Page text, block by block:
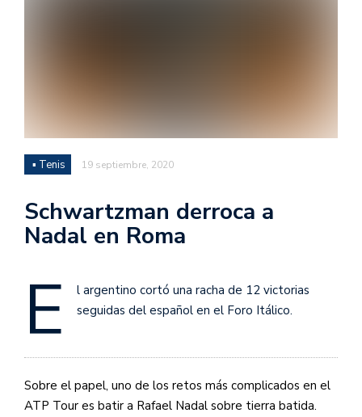
▪ Tenis 19 septiembre, 2020
Schwartzman derroca a
Nadal en Roma
E
l argentino cortó una racha de 12 victorias
seguidas del español en el Foro Itálico.
Sobre el papel, uno de los retos más complicados en el
ATP Tour es batir a Rafael Nadal sobre tierra batida.